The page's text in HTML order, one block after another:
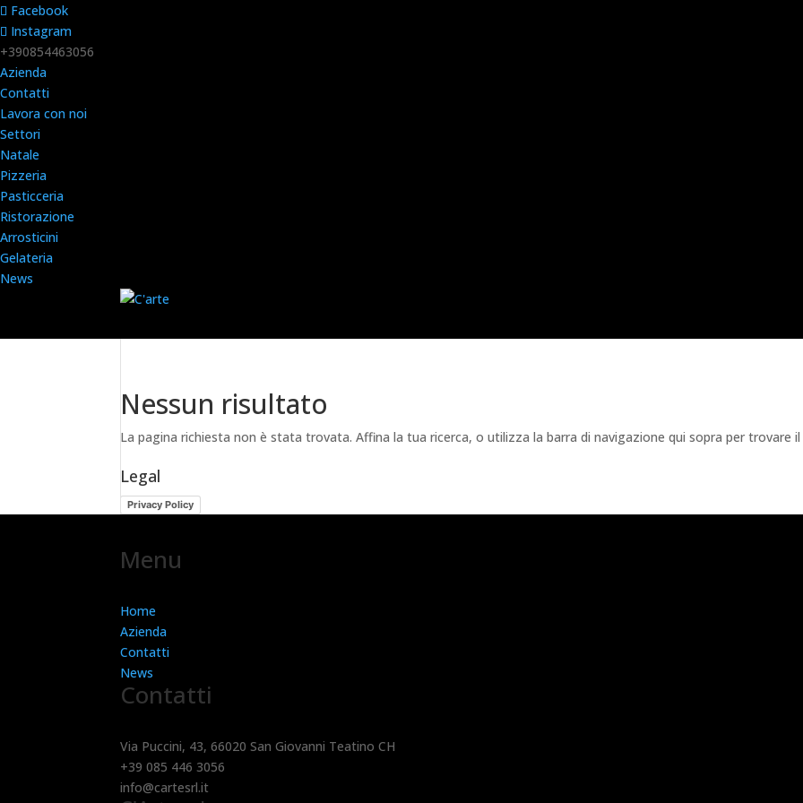
Facebook
Instagram
+390854463056
Azienda
Contatti
Lavora con noi
Settori
Natale
Pizzeria
Pasticceria
Ristorazione
Arrosticini
Gelateria
News
Nessun risultato
La pagina richiesta non è stata trovata. Affina la tua ricerca, o utilizza la barra di navigazione qui sopra per trovare
Legal
Privacy Policy
Menu
Home
Azienda
Contatti
News
Contatti
Via Puccini, 43, 66020 San Giovanni Teatino CH
+39 085 446 3056
info@cartesrl.it